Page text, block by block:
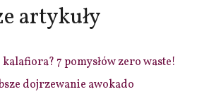
artykuły
7 pomysłów zero waste!
dojrzewanie awokado